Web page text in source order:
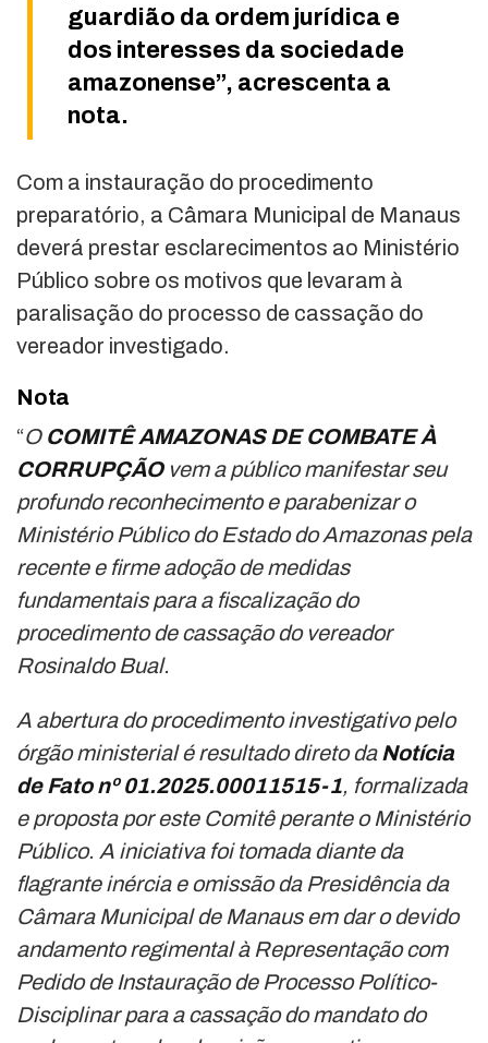
guardião da ordem jurídica e
dos interesses da sociedade
amazonense”, acrescenta a
nota.
Com a instauração do procedimento
preparatório, a Câmara Municipal de Manaus
deverá prestar esclarecimentos ao Ministério
Público sobre os motivos que levaram à
paralisação do processo de cassação do
vereador investigado.
Nota
“OCOMITÊ AMAZONAS DE COMBATE À
CORRUPÇÃO vem a público manifestar seu
profundo reconhecimento e parabenizar o
Ministério Público do Estado do Amazonas pela
recente e firme adoção de medidas
fundamentais para a fiscalização do
procedimento de cassação do vereador
Rosinaldo Bual.
A abertura do procedimento investigativo pelo
órgão ministerial é resultado direto daNotícia
de Fato nº 01.2025.00011515-1, formalizada
e proposta por este Comitê perante o Ministério
Público. A iniciativa foi tomada diante da
flagrante inércia e omissão da Presidência da
Câmara Municipal de Manaus em dar o devido
andamento regimental à Representação com
Pedido de Instauração de Processo Político-
Disciplinar para a cassação do mandato do